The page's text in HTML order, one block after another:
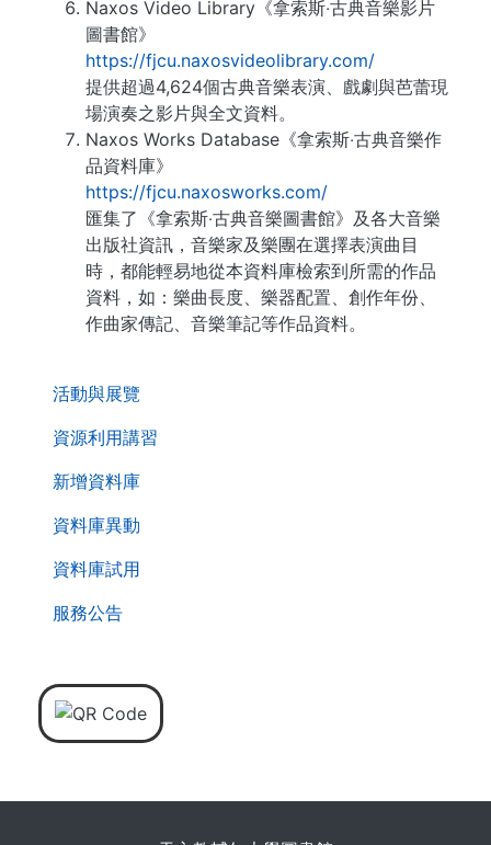
活動與展覽
資源利用講習
新增資料庫
資料庫異動
資料庫試用
服務公告
Naxos Video Library《拿索斯‧古典音樂影片
圖書館》
https://fjcu.naxosvideolibrary.com/
提供超過4,624個古典音樂表演、戲劇與芭蕾現
場演奏之影片與全文資料。
Naxos Works Database《拿索斯‧古典音樂作
品資料庫》
https://fjcu.naxosworks.com/
匯集了《拿索斯‧古典音樂圖書館》及各大音樂
出版社資訊，音樂家及樂團在選擇表演曲目
時，都能輕易地從本資料庫檢索到所需的作品
資料，如：樂曲長度、樂器配置、創作年份、
作曲家傳記、音樂筆記等作品資料。